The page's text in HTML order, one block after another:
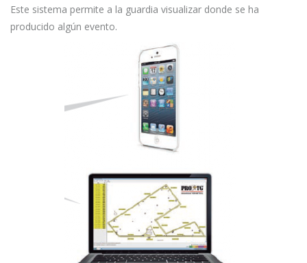
Este sistema permite a la guardia visualizar donde se ha
producido algún evento.